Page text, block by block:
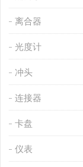
离合器
光度计
冲头
连接器
卡盘
仪表